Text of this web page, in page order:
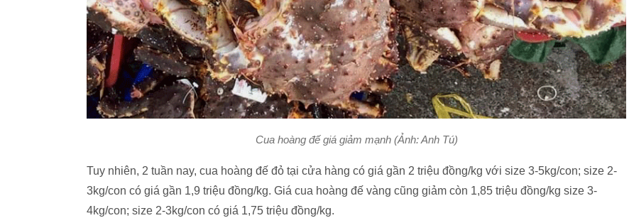
Cua hoàng đế giá giảm mạnh (Ảnh: Anh Tú)
Tuy nhiên, 2 tuần nay, cua hoàng đế đỏ tại cửa hàng có giá gần 2 triệu đồng/kg với size 3-5kg/con; size 2-
3kg/con có giá gần 1,9 triệu đồng/kg. Giá cua hoàng đế vàng cũng giảm còn 1,85 triệu đồng/kg size 3-
4kg/con; size 2-3kg/con có giá 1,75 triệu đồng/kg.